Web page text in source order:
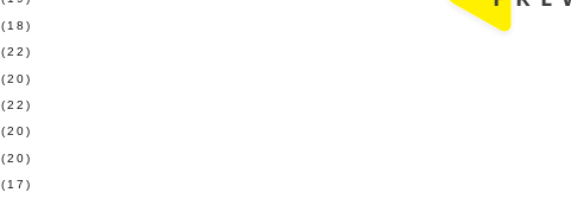
(18)
(22)
(20)
(22)
(20)
(20)
(17)